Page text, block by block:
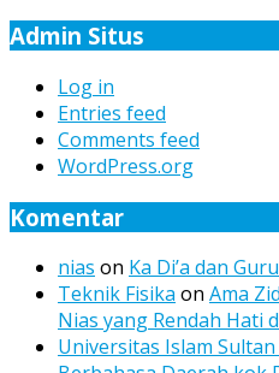
Admin Situs
Log in
Entries feed
Comments feed
WordPress.org
Komentar
nias on Ka Di’a dan
Teknik Fisika on Ama
Nias yang Rendah Hati
Universitas Islam